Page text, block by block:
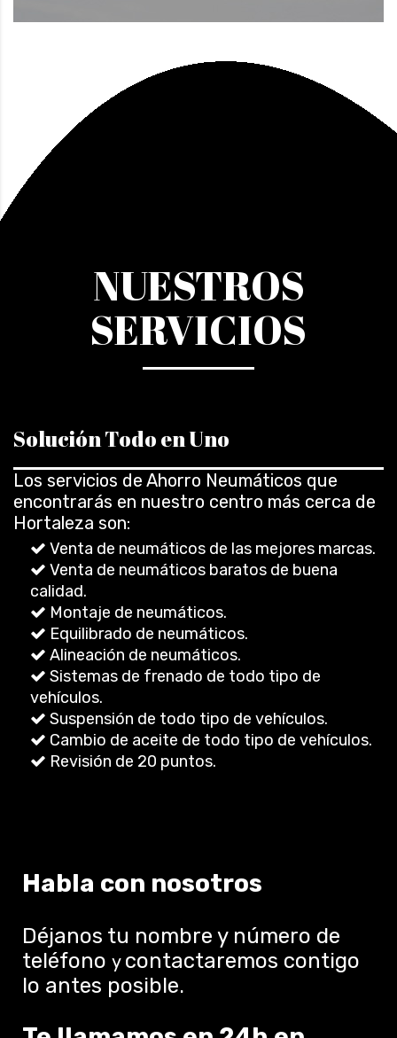
NUESTROS
SERVICIOS
Solución Todo en Uno
Los servicios de Ahorro Neumáticos que
encontrarás en nuestro centro más cerca de
Hortaleza son:
Venta de neumáticos de las mejores marcas.
Venta de neumáticos baratos de buena
calidad.
Montaje de neumáticos.
Equilibrado de neumáticos.
Alineación de neumáticos.
Sistemas de frenado de todo tipo de
vehículos.
Suspensión de todo tipo de vehículos.
Cambio de aceite de todo tipo de vehículos.
Revisión de 20 puntos.
Habla con nosotros
Déjanos tu nombre y número de
teléfono y contactaremos contigo
lo antes posible.